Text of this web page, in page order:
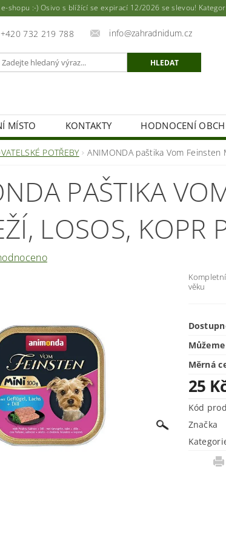
:-) Osivo s blížící se expirací 12/2026 se slevou! Kategorie
+420 732 219 788 info@zahradnidum.cz
MÍSTO KONTAKTY HODNOCENÍ
POTŘEBY ANIMONDA paštika Vom
PAŠTIKA
LOSOS, KOPR
věku
Měrná
25
Kód
Značka